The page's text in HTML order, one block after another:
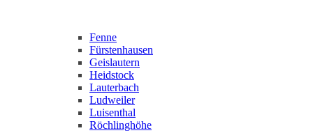
Fenne
Fürstenhausen
Geislautern
Heidstock
Lauterbach
Ludweiler
Luisenthal
Röchlinghöhe